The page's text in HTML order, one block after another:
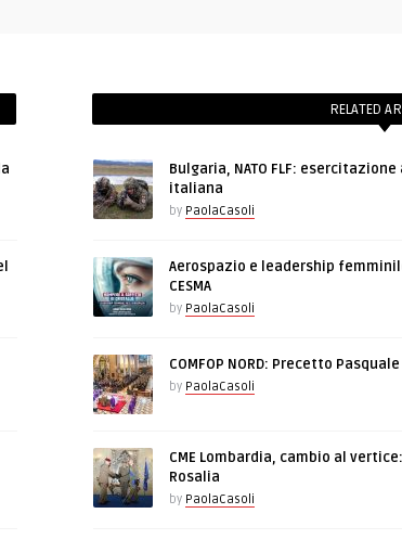
RELATED
Bulgaria, NATO FLF:
italiana
by PaolaCasoli
Aerospazio e leadership
CESMA
by PaolaCasoli
COMFOP NORD: Precetto
by PaolaCasoli
CME Lombardia, cambio al
Rosalia
by PaolaCasoli